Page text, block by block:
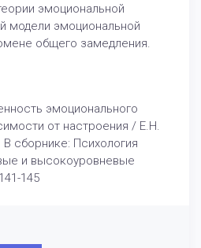
эмоциональной
модели эмоциональной
общего замедления.
эмоционального
от настроения / Е.Н.
сборнике: Психология
и высокоуровневые
145